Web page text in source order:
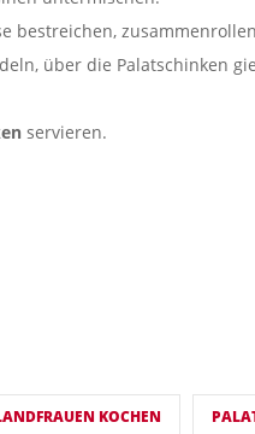
bestreichen,
über die Palatschinken
servieren.
KOCHEN